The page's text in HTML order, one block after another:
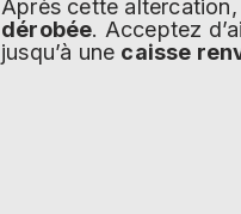
Après cette
dérobée. Acceptez
jusqu’à une caisse